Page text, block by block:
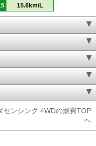
15.6km/L
ンシング 4WDの燃費TOP
へ